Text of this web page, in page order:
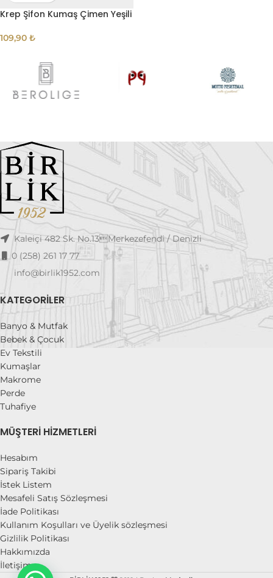
Krep Şifon Kumaş Çimen Yeşili
109,90 ₺
Kaleiçi 482 Sk. No.13Merkezefendi / Denizli
0 (258) 261 17 77
info@birlik1952.com
KATEGORILER
Banyo & Mutfak
Bebek & Çocuk
Ev Tekstili
Kumaşlar
Makrome
Perde
Tuhafiye
MÜŞTERI HIZMETLERI
Hesabım
Sipariş Takibi
İstek Listem
Mesafeli Satış Sözleşmesi
İade Politikası
Kullanım Koşulları ve Üyelik sözleşmesi
Gizlilik Politikası
Hakkımızda
İletişim